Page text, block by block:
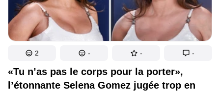
«Tu n’as pas le corps pour la porter»,
l’étonnante Selena Gomez jugée trop en
2 - - -